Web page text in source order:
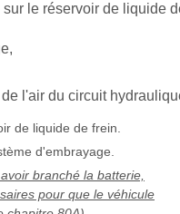
le réservoir de liquide
l'air du circuit
de liquide de frein.
d'embrayage.
branché la batterie,
pour que le véhicule